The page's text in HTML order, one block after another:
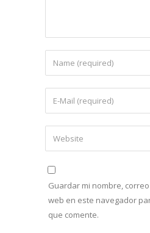
Guardar mi nombre,
web en este navegador
que comente.